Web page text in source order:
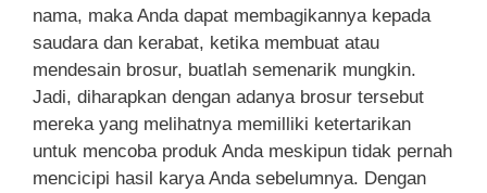
nama, maka Anda dapat membagikannya kepada
saudara dan kerabat, ketika membuat atau
mendesain brosur, buatlah semenarik mungkin.
Jadi, diharapkan dengan adanya brosur tersebut
mereka yang melihatnya memilliki ketertarikan
untuk mencoba produk Anda meskipun tidak pernah
mencicipi hasil karya Anda sebelumnya. Dengan